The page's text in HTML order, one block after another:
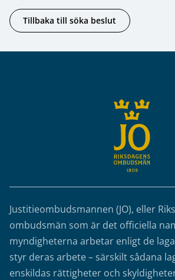
Tillbaka till söka beslut
Justitieombudsmannen (JO), eller
ombudsmän som är det officiella
myndigheterna arbetar enligt de
styr deras arbete – särskilt sådana
enskildas rättigheter och